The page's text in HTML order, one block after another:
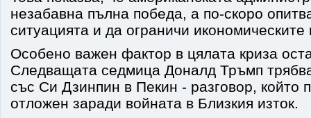
незабавна пълна победа, а по-скоро
ситуацията и да ограничи
Особено важен фактор в цялата криза
Следващата седмица Доналд Тръмп
със Си Дзинпин в Пекин - разговор, който
отложен заради войната в Близкия изток.